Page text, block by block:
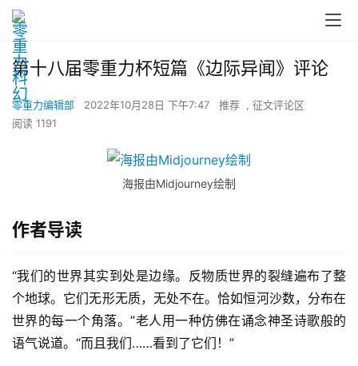
第十八届零重力杯短篇《边际异闻》评论
零重力编辑部 2022年10月28日 下午7:47 推荐 , 征文评论区
阅读 1191
海报由Midjourney绘制
作者导读
“我们的世界其实到处是边缘。反物质世界的裂缝遍布了整
个地球。它们无形无质，无处不在。恰如恒河沙数，分布在
世界的每一个角落。”老人用一种仿佛在诵念神圣诗歌般的
语气说道。“而且我们……看到了它们！”